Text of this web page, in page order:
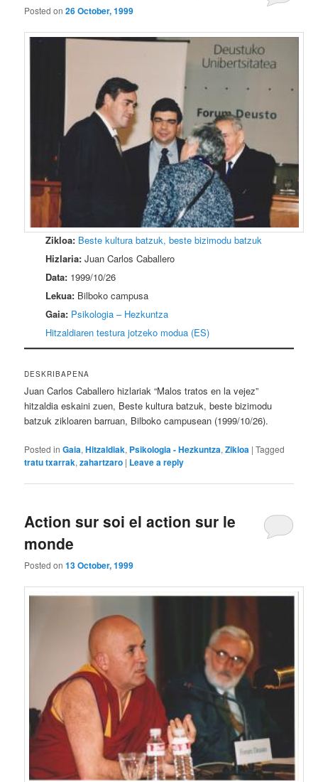
Posted on26 October, 1999
Zikloa: Beste kultura batzuk, beste bizimodu batzuk
Hizlaria: Juan Carlos Caballero
Data: 1999/10/26
Lekua: Bilboko campusa
Gaia: Psikologia – Hezkuntza
Hitzaldiaren testura jotzeko modua (ES)
DESKRIBAPENA
Juan Carlos Caballero hizlariak “Malos tratos en la vejez”
hitzaldia eskaini zuen, Beste kultura batzuk, beste bizimodu
batzuk zikloaren barruan, Bilboko campusean (1999/10/26).
Posted in Gaia,Hitzaldiak, Psikologia - Hezkuntza,Zikloa |Tagged
tratu txarrak,zahartzaro | Leave a reply
Action sur soi el action sur le
monde
Posted on13 October, 1999